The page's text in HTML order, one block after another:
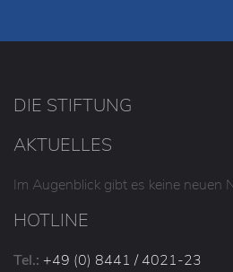
DIE STIFTUNG
AKTUELLES
Im Augenblick gibt es keine neuen
HOTLINE
Tel.: +49 (0) 8441 / 4021-23